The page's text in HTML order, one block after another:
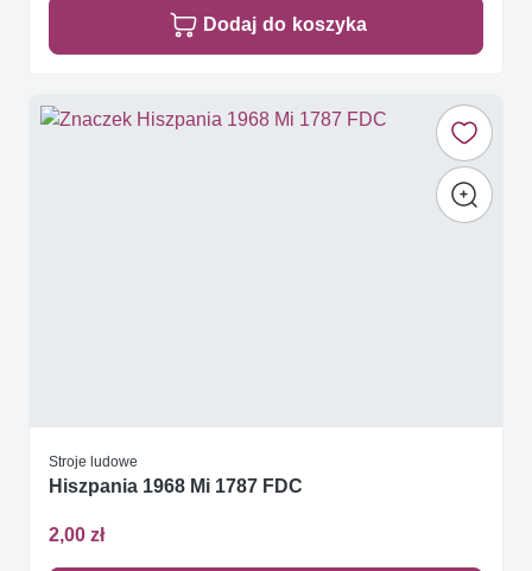
Dodaj do koszyka
Stroje ludowe
Hiszpania 1968 Mi 1787 FDC
2,00 zł